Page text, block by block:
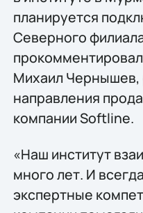
планируется
Северного
Михаил Чернышев,
направления
компании Softline.
«Наш институт
много лет. И
экспертные